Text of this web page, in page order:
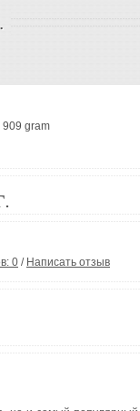
909 gram
0 / Написать отзыв